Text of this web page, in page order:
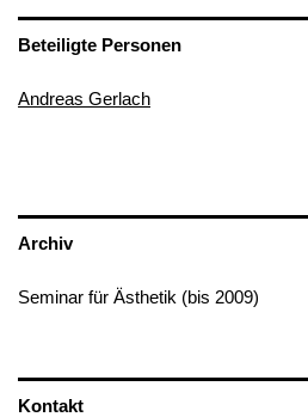
Beteiligte Personen
Andreas Gerlach
Archiv
Seminar für Ästhetik (bis 2009)
Kontakt